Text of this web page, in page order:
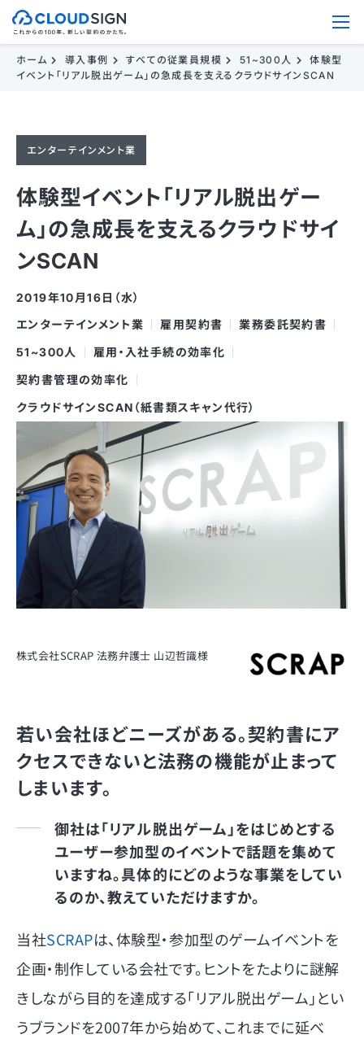
ホーム 導入事例 すべての従業員規模 51~300人
体験型
イベント「リアル脱出ゲーム」の急成長を支えるクラウドサインSCAN
エンターテインメント業
体験型イベント「リアル脱出ゲー
ム」の急成長を支えるクラウドサイ
ンSCAN
2019年10月16日（水）
エンターテインメント業
雇用契約書
業務委託契約書
51~300人
雇用・入社手続の効率化
契約書管理の効率化
クラウドサインSCAN（紙書類スキャン代行）
株式会社SCRAP 法務弁護士 山辺哲識様
若い会社ほどニーズがある。契約書にア
クセスできないと法務の機能が止まって
しまいます。
御社は「リアル脱出ゲーム」をはじめとする
ユーザー参加型のイベントで話題を集めて
いますね。具体的にどのような事業をしてい
るのか、教えていただけますか。
当社SCRAPは、体験型・参加型のゲームイベントを
企画・制作している会社です。ヒントをたよりに謎解
きしながら目的を達成する「リアル脱出ゲーム」とい
うブランドを2007年から始めて、これまでに延べ